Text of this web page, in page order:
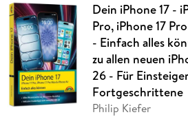
Dein iPhone 17 -
Pro, iPhone 17
- Einfach alles
zu allen neuen
26 - Für
Fortgeschrittene
Philip Kiefer